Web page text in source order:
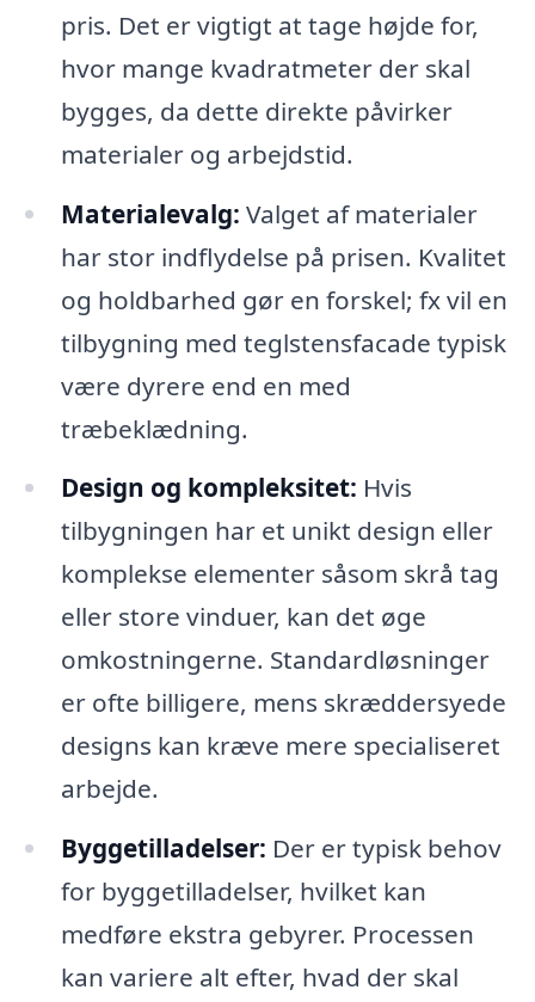
pris. Det er vigtigt at tage højde for,
hvor mange kvadratmeter der skal
bygges, da dette direkte påvirker
materialer og arbejdstid.
Materialevalg: Valget af materialer
har stor indflydelse på prisen. Kvalitet
og holdbarhed gør en forskel; fx vil en
tilbygning med teglstensfacade typisk
være dyrere end en med
træbeklædning.
Design og kompleksitet: Hvis
tilbygningen har et unikt design eller
komplekse elementer såsom skrå tag
eller store vinduer, kan det øge
omkostningerne. Standardløsninger
er ofte billigere, mens skræddersyede
designs kan kræve mere specialiseret
arbejde.
Byggetilladelser: Der er typisk behov
for byggetilladelser, hvilket kan
medføre ekstra gebyrer. Processen
kan variere alt efter, hvad der skal